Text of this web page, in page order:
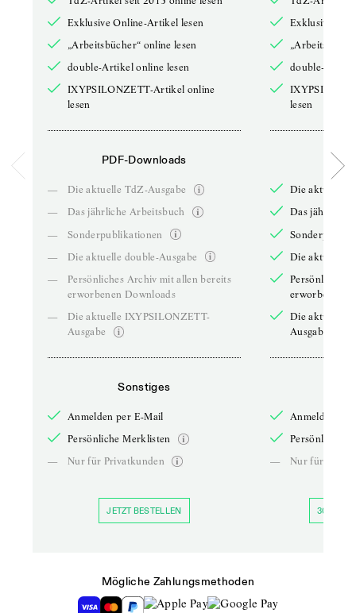
Exklusive Online-Artikel lesen
„Arbeitsbücher“ online lesen
double-Artikel online lesen
IXYPSILONZETT-Artikel online
lesen
PDF-Downloads
—
Die aktuelle TdZ-Ausgabe
—
Das jährliche Arbeitsbuch
—
Sonderpublikationen
—
Die aktuelle double-Ausgabe
—
Persönliches Archiv mit allen bereits
erworbenen Downloads
—
Die aktuelle IXYPSILONZETT-
Ausgabe
Sonstiges
Anmelden per E-Mail
Persönliche Merklisten
—
Nur für Privatkunden
JETZT BESTELLEN
Exklusive
double-
lesen
Die aktuelle
Das jährliche
Die aktuelle
Persönliches
erworbenen
Die aktuelle
Ausgabe
Anmelden
Persönliche
—
Nur für
30 TAGE
Mögliche Zahlungsmethoden